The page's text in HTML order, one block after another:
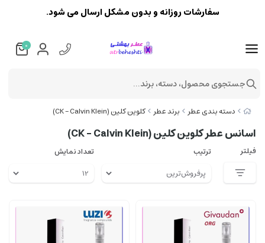
دسته بندی عطر برند عطر کلوین کلین (CK - Calvin Klein)
اسانس عطر کلوین کلین (CK - Calvin Klein)
فیلتر ترتیب تعداد نمایش
سفارشات روزانه و بدون مشکل ارسال می شود.
0
جستجوی محصول، دسته، برند...